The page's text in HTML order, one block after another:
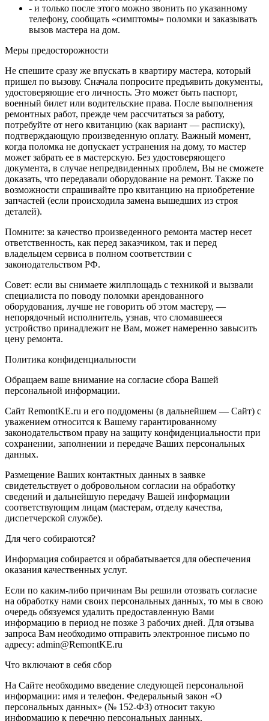
- и только после этого можно звонить по указанному
телефону, сообщать «симптомы» поломки и заказывать
вызов мастера на дом.
Меры предосторожности
Не спешите сразу же впускать в квартиру мастера, который
пришел по вызову. Сначала попросите предъявить документы,
удостоверяющие его личность. Это может быть паспорт,
военный билет или водительские права. После выполнения
ремонтных работ, прежде чем рассчитаться за работу,
потребуйте от него квитанцию (как вариант — расписку),
подтверждающую произведенную оплату. Важный момент,
когда поломка не допускает устранения на дому, то мастер
может забрать ее в мастерскую. Без удостоверяющего
документа, в случае непредвиденных проблем, Вы не сможете
доказать, что передавали оборудование на ремонт. Также по
возможности спрашивайте про квитанцию на приобретение
запчастей (если происходила замена вышедших из строя
деталей).
Помните: за качество произведенного ремонта мастер несет
ответственность, как перед заказчиком, так и перед
владельцем сервиса в полном соответствии с
законодательством РФ.
Совет: если вы снимаете жилплощадь с техникой и вызвали
специалиста по поводу поломки арендованного
оборудования, лучше не говорить об этом мастеру, —
непорядочный исполнитель, узнав, что сломавшееся
устройство принадлежит не Вам, может намеренно завысить
цену ремонта.
Политика конфиденциальности
Обращаем ваше внимание на согласие сбора Вашей
персональной информации.
Сайт RemontKE.ru и его поддомены (в дальнейшем — Сайт) с
уважением относится к Вашему гарантированному
законодательством праву на защиту конфиденциальности при
сохранении, заполнении и передаче Ваших персональных
данных.
Размещение Ваших контактных данных в заявке
свидетельствует о добровольном согласии на обработку
сведений и дальнейшую передачу Вашей информации
соответствующим лицам (мастерам, отделу качества,
диспетчерской службе).
Для чего собираются?
Информация собирается и обрабатывается для обеспечения
оказания качественных услуг.
Если по каким-либо причинам Вы решили отозвать согласие
на обработку нами своих персональных данных, то мы в свою
очередь обязуемся удалить предоставленную Вами
информацию в период не позже 3 рабочих дней. Для отзыва
запроса Вам необходимо отправить электронное письмо по
адресу: admin@RemontKE.ru
Что включают в себя сбор
На Сайте необходимо введение следующей персональной
информации: имя и телефон. Федеральный закон «О
персональных данных» (№ 152-ФЗ) относит такую
информацию к перечню персональных данных.